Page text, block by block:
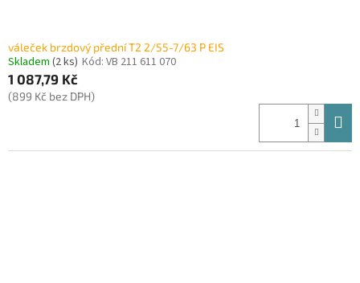
váleček brzdový přední T2 2/55-7/63 P EIS
Skladem (2 ks) Kód: VB 211 611 070
1 087,79 Kč
(899 Kč bez DPH)